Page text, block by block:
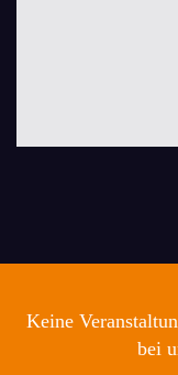
Keine
bei